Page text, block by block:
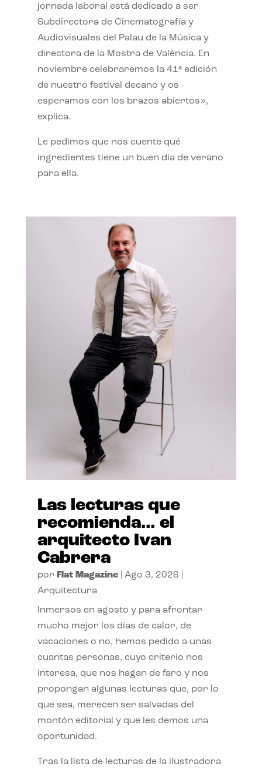
jornada laboral está dedicado a ser
Subdirectora de Cinematografía y
Audiovisuales del Palau de la Música y
directora de la Mostra de València. En
noviembre celebraremos la 41ª edición
de nuestro festival decano y os
esperamos con los brazos abiertos»,
explica.
Le pedimos que nos cuente qué
ingredientes tiene un buen día de verano
para ella.
Las lecturas que
recomienda… el
arquitecto Ivan
Cabrera
por Flat Magazine| Ago 3, 2026
Arquitectura
Inmersos en agosto y para afrontar
mucho mejor los días de calor, de
vacaciones o no, hemos pedido a unas
cuantas personas, cuyo criterio nos
interesa, que nos hagan de faro y nos
propongan algunas lecturas que, por lo
que sea, merecen ser salvadas del
montón editorial y que les demos una
oportunidad.
Tras la lista de lecturas de la ilustradora